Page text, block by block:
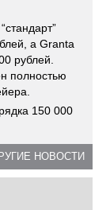
а Granta
рублей.
полностью
150 000
НОВОСТИ